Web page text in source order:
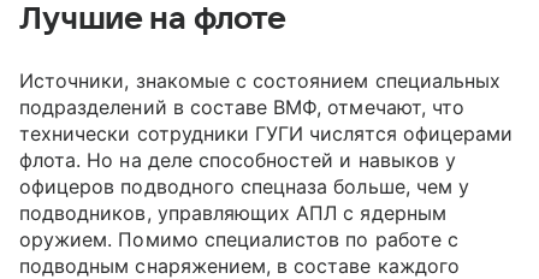
Лучшие на флоте
Источники, знакомые с состоянием специальных
подразделений в составе ВМФ, отмечают, что
технически сотрудники ГУГИ числятся офицерами
флота. Но на деле способностей и навыков у
офицеров подводного спецназа больше, чем у
подводников, управляющих АПЛ с ядерным
оружием. Помимо специалистов по работе с
подводным снаряжением, в составе каждого